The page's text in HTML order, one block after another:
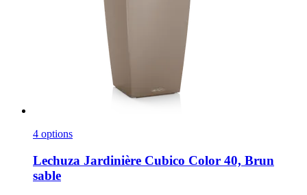
4 options
Lechuza Jardinière Cubico Color 40, Brun
sable